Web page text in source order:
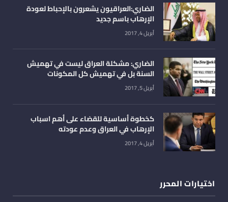
الضاري:العراقيون يشعرون بالإحباط لعودة
الإرهاب باسم جديد
أبريل 4, 2017
الضاري: مشكلة العراق ليست في تهميش
السنة بل في تهميش كل المكونات
أبريل 5, 2017
كخطوة أساسية للقضاء على أهم اسباب
الإرهاب في العراق وعدم عودته
أبريل 4, 2017
اختيارات المحرر